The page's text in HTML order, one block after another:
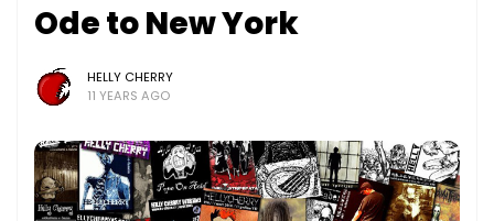
Ode to New York
HELLY CHERRY
11 YEARS AGO